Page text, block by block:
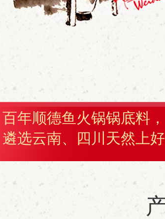
百年顺德鱼火锅锅底料，
遴选云南、四川天然上